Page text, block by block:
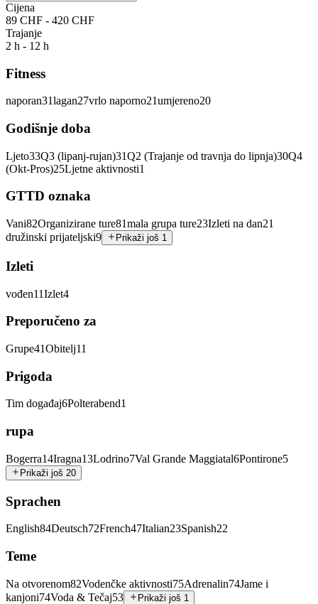
Cijena
89 CHF - 420 CHF
Trajanje
2 h - 12 h
Fitness
naporan31lagan27vrlo naporno21umjereno20
Godišnje doba
Ljeto33Q3 (lipanj-rujan)31Q2 (Trajanje od travnja do lipnja)30Q4
(Okt-Pros)25Ljetne aktivnosti1
GTTD oznaka
Vani82Organizirane ture81mala grupa ture23Izleti na dan21
družinski prijateljski9 Prikaži još 1
Izleti
vođen11Izlet4
Preporučeno za
Grupe41Obitelj11
Prigoda
Tim događaj6Polterabend1
rupa
Bogerra14Iragna13Lodrino7Val Grande Maggiatal6Pontirone5
Prikaži još 20
Sprachen
English84Deutsch72French47Italian23Spanish22
Teme
Na otvorenom82Vodenčke aktivnosti75Adrenalin74Jame i
kanjoni74Voda & Tečaj53 Prikaži još 1